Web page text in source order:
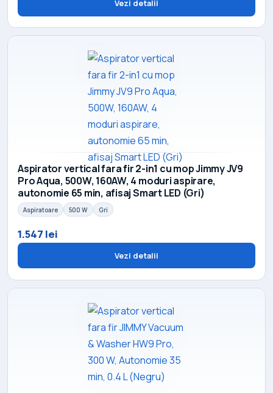
Vezi detalii
Aspirator vertical fara fir 2-in1 cu mop Jimmy JV9
Pro Aqua, 500W, 160AW, 4 moduri aspirare,
autonomie 65 min, afisaj Smart LED (Gri)
Aspiratoare 500 W Gri
1.547 lei
Vezi detalii